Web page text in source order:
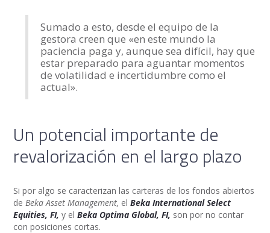
Sumado a esto, desde el equipo de la
gestora creen que «en este mundo la
paciencia paga y, aunque sea difícil, hay que
estar preparado para aguantar momentos
de volatilidad e incertidumbre como el
actual».
Un potencial importante de
revalorización en el largo plazo
Si por algo se caracterizan las carteras de los fondos abiertos
deBeka Asset Management, elBeka International Select
Equities, FI,y elBeka Optima Global, FI, son por no contar
con posiciones cortas.